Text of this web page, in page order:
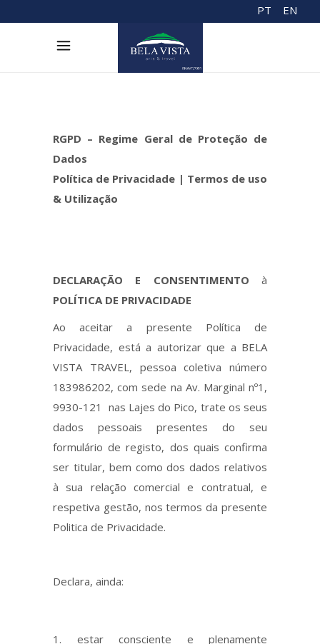
PT EN
RGPD – Regime Geral de Proteção de
Dados
Política de Privacidade | Termos de uso
& Utilização
DECLARAÇÃO E CONSENTIMENTO à
POLÍTICA DE PRIVACIDADE
Ao aceitar a presente Política de
Privacidade, está a autorizar que a BELA
VISTA TRAVEL, pessoa coletiva número
183986202, com sede na Av. Marginal nº1,
9930-121 nas Lajes do Pico, trate os seus
dados pessoais presentes do seu
formulário de registo, dos quais confirma
ser titular, bem como dos dados relativos
à sua relação comercial e contratual, e
respetiva gestão, nos termos da presente
Politica de Privacidade.
Declara, ainda:
estar consciente e plenamente